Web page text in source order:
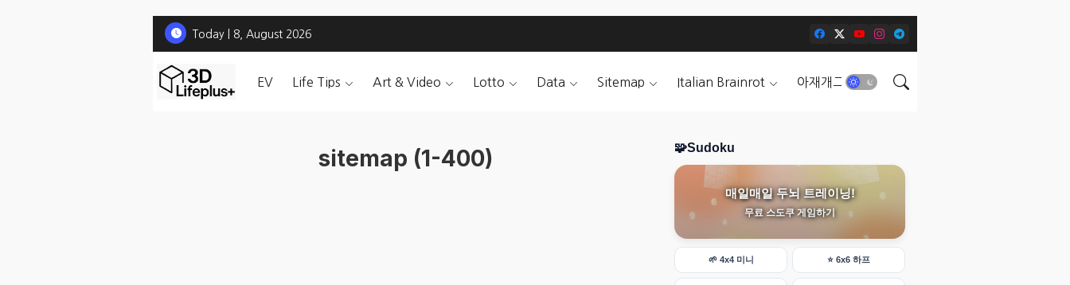
Today | 8, August 2026
EV Life Tips Art & Video Lotto Data Sitemap Italian Brainrot 아재개그 GAME
sitemap (1-400) 🧩Sudoku
매일매일 두뇌 트레이닝!
무료 스도쿠 게임하기
🌱 4x4 미니 ⭐ 6x6 하프